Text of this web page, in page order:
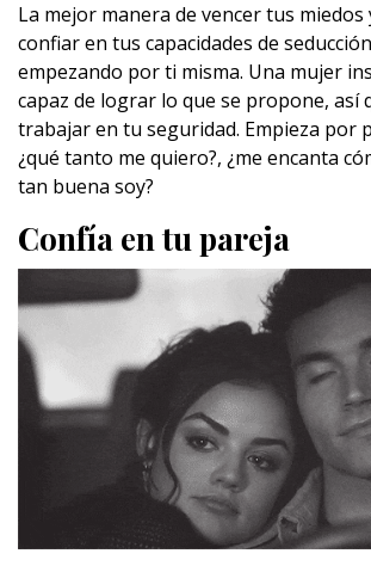
La mejor manera de vencer tus miedos
confiar en tus capacidades de
empezando por ti misma. Una mujer
capaz de lograr lo que se propone, así
trabajar en tu seguridad. Empieza por
¿qué tanto me quiero?, ¿me encanta
tan buena soy?
Confía en tu pareja